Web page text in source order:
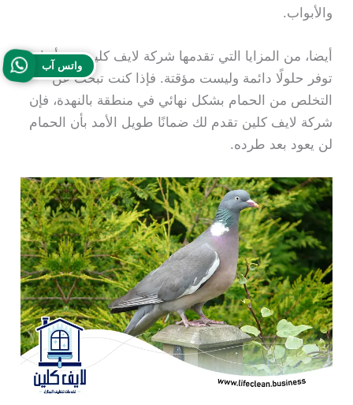
والأبواب.
أيضا، من المزايا التي تقدمها شركة لايف كلين هي أنها
توفر حلولًا دائمة وليست مؤقتة. فإذا كنت تبحث عن
التخلص من الحمام بشكل نهائي في منطقة بالنهدة، فإن
شركة لايف كلين تقدم لك ضمانًا طويل الأمد بأن الحمام
لن يعود بعد طرده.
واتس آب